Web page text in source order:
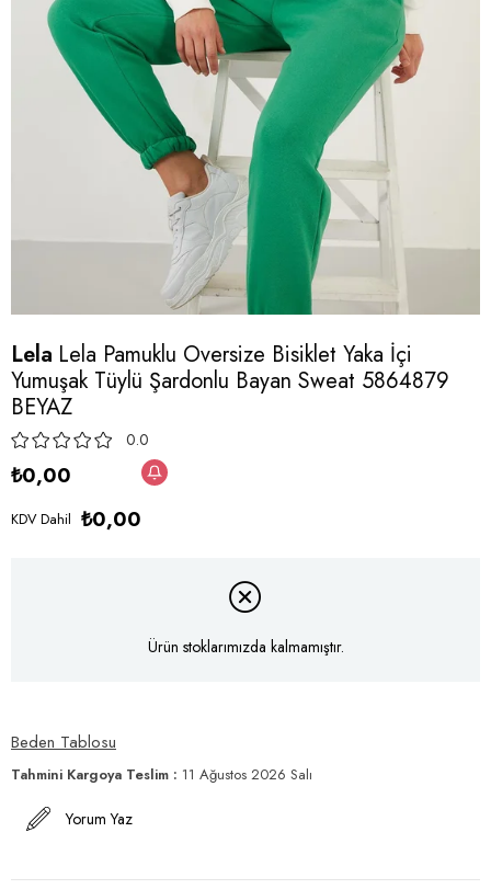
Lela Lela Pamuklu Oversize Bisiklet Yaka İçi
Yumuşak Tüylü Şardonlu Bayan Sweat 5864879
BEYAZ
0.0
₺0,00
KDV Dahil ₺0,00
Ürün stoklarımızda kalmamıştır.
Beden Tablosu
Tahmini Kargoya Teslim : 11 Ağustos 2026 Salı
Yorum Yaz